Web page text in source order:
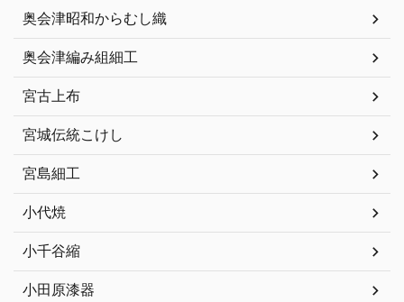
奥会津昭和からむし織
奥会津編み組細工
宮古上布
宮城伝統こけし
宮島細工
小代焼
小千谷縮
小田原漆器